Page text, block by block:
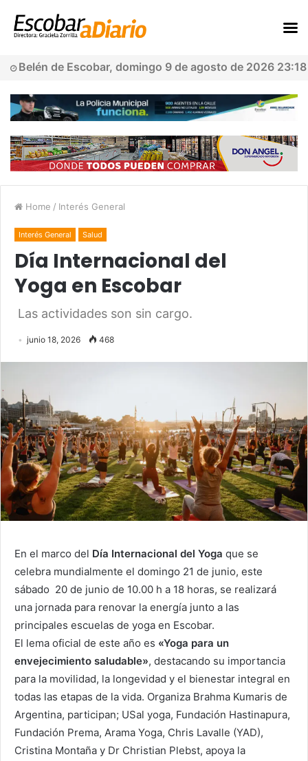
Belén de Escobar, domingo 9 de agosto de 2026 23:18
Home / Interés General
Interés General Salud
Día Internacional del
Yoga en Escobar
Las actividades son sin cargo.
junio 18, 2026 468
En el marco del Día Internacional del Yoga que se
celebra mundialmente el domingo 21 de junio, este
sábado 20 de junio de 10.00 h a 18 horas, se realizará
una jornada para renovar la energía junto a las
principales escuelas de yoga en Escobar.
El lema oficial de este año es «Yoga para un
envejecimiento saludable», destacando su importancia
para la movilidad, la longevidad y el bienestar integral en
todas las etapas de la vida. Organiza Brahma Kumaris de
Argentina, participan; USal yoga, Fundación Hastinapura,
Fundación Prema, Arama Yoga, Chris Lavalle (YAD),
Cristina Montaña y Dr Christian Plebst, apoya la